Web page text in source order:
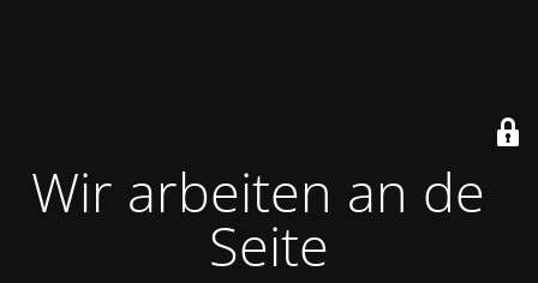
Wir arbeiten an der
Seite